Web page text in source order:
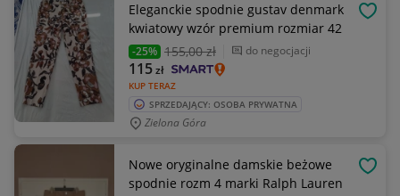
Eleganckie spodnie gustav denmark
kwiatowy wzór premium rozmiar 42
-25% 155,00 zł do negocjacji
KUP TERAZ
115zł
SPRZEDAJĄCY: OSOBA PRYWATNA
Zielona Góra
Nowe oryginalne damskie beżowe
spodnie rozm 4 marki Ralph Lauren